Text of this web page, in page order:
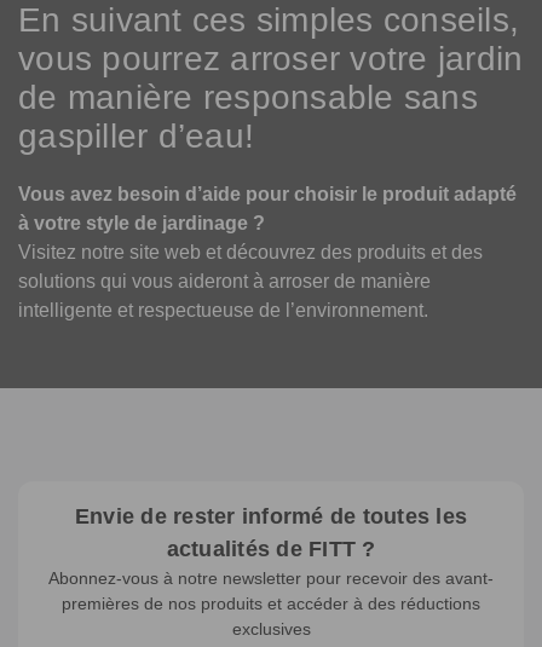
En suivant ces simples conseils,
vous pourrez arroser votre jardin
de manière responsable sans
gaspiller d’eau!
Vous avez besoin d’aide pour choisir le produit adapté
à votre style de jardinage ?
Visitez notre site web et découvrez des produits et des
solutions qui vous aideront à arroser de manière
intelligente et respectueuse de l’environnement.
Envie de rester informé de toutes les
actualités de FITT ?
Abonnez-vous à notre newsletter pour recevoir des avant-
premières de nos produits et accéder à des réductions
exclusives